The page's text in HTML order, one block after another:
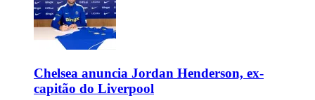
Chelsea anuncia Jordan Henderson, ex-
capitão do Liverpool